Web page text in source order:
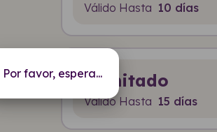
Por favor, espera...
Válido Hasta 10 días
Ilimitado
Válido Hasta 15 días